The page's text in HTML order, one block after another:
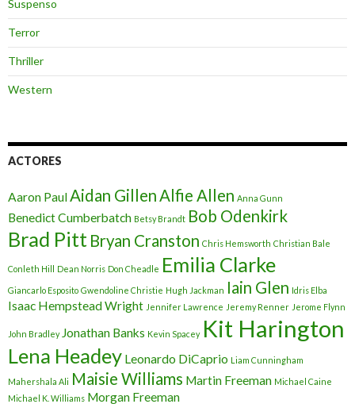
Suspenso
Terror
Thriller
Western
ACTORES
Aaron PaulAidan GillenAlfie Allen Anna Gunn
Benedict Cumberbatch Betsy Brandt Bob Odenkirk
Brad Pitt Bryan Cranston Chris Hemsworth Christian Bale
Conleth Hill Dean Norris Don Cheadle Emilia Clarke
Giancarlo Esposito Gwendoline Christie Hugh Jackman Iain Glen Idris Elba
Isaac Hempstead Wright Jennifer Lawrence Jeremy Renner Jerome Flynn
John Bradley Jonathan Banks Kevin Spacey Kit Harington
Lena Headey Leonardo DiCaprio Liam Cunningham
Mahershala Ali Maisie Williams Martin Freeman Michael Caine
Michael K. Williams Morgan Freeman